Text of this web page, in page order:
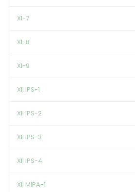
XI-7
XI-8
XI-9
XII IPS-1
XII IPS-2
XII IPS-3
XII IPS-4
XII MIPA-1